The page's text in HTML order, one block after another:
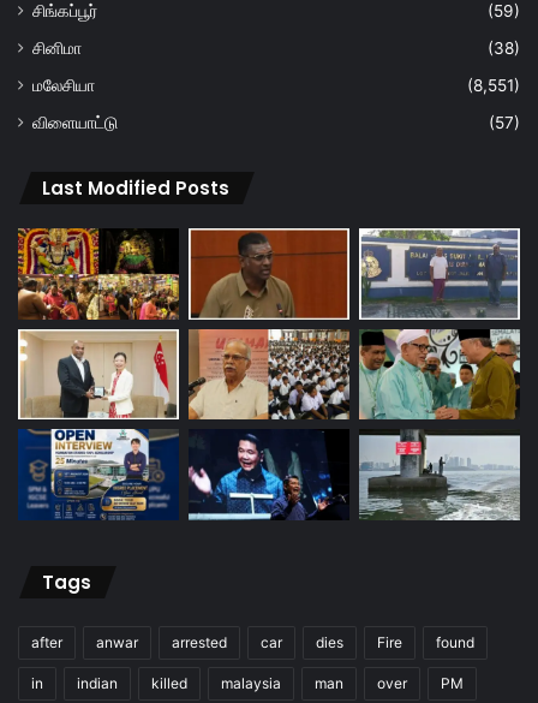
சிங்கப்பூர்
(59)
சினிமா
(38)
மலேசியா
(8,551)
விளையாட்டு
(57)
Last Modified Posts
Tags
after anwar arrested car dies Fire found
in indian killed malaysia man over PM